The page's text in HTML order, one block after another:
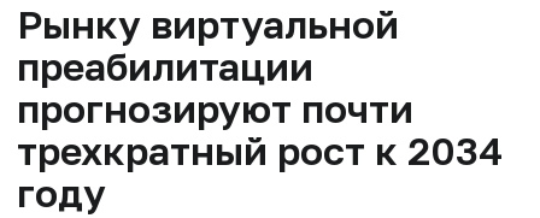
Рынку виртуальной
преабилитации
прогнозируют почти
трехкратный рост к 2034
году